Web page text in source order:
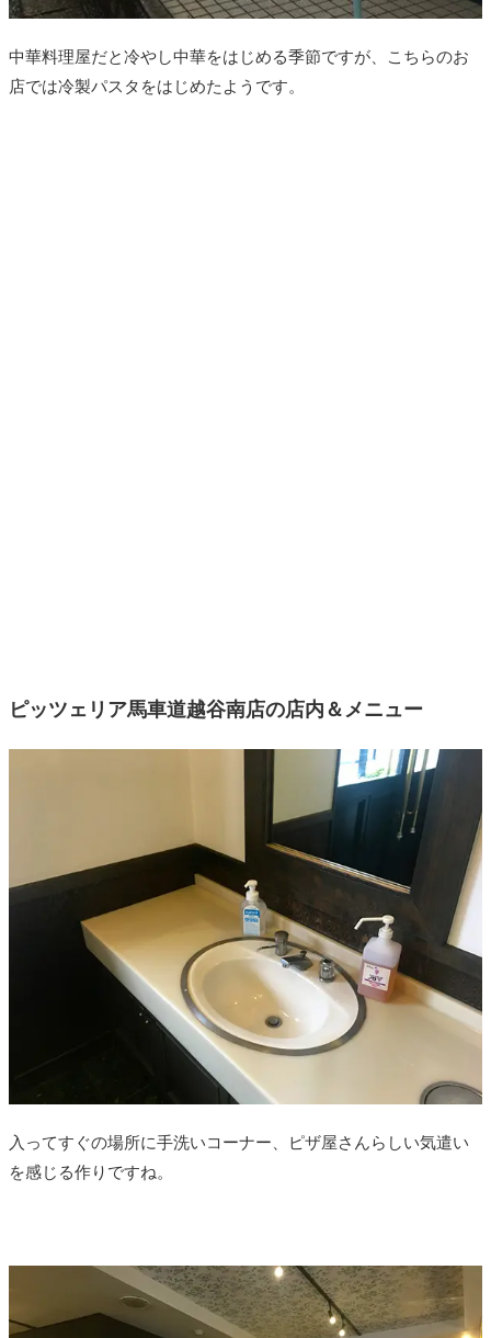
中華料理屋だと冷やし中華をはじめる季節ですが、こちらのお
店では冷製パスタをはじめたようです。
ピッツェリア馬車道越谷南店の店内＆メニュー
入ってすぐの場所に手洗いコーナー、ピザ屋さんらしい気遣い
を感じる作りですね。